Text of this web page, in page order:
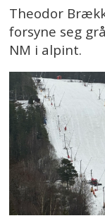
Theodor
forsyne seg
NM i alpint.